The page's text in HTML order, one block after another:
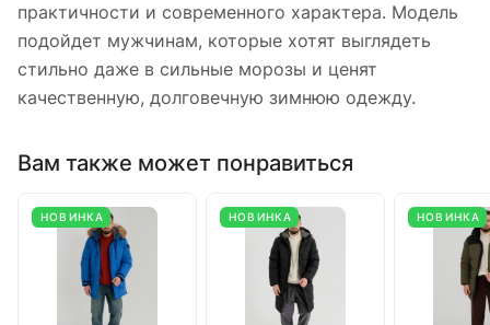
практичности и современного характера. Модель
подойдет мужчинам, которые хотят выглядеть
стильно даже в сильные морозы и ценят
качественную, долговечную зимнюю одежду.
Вам также может понравиться
НОВИНКА НОВИНКА НОВИНКА